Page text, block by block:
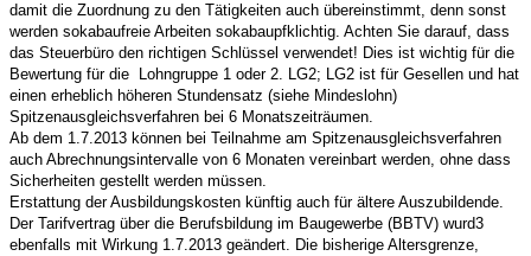
damit die Zuordnung zu den Tätigkeiten auch übereinstimmt, denn sonst
werden sokabaufreie Arbeiten sokabaupfklichtig. Achten Sie darauf, dass
das Steuerbüro den richtigen Schlüssel verwendet! Dies ist wichtig für die
Bewertung für die Lohngruppe 1 oder 2. LG2; LG2 ist für Gesellen und hat
einen erheblich höheren Stundensatz (siehe Mindeslohn)
Spitzenausgleichsverfahren bei 6 Monatszeiträumen.
Ab dem 1.7.2013 können bei Teilnahme am Spitzenausgleichsverfahren
auch Abrechnungsintervalle von 6 Monaten vereinbart werden, ohne dass
Sicherheiten gestellt werden müssen.
Erstattung der Ausbildungskosten künftig auch für ältere Auszubildende.
Der Tarifvertrag über die Berufsbildung im Baugewerbe (BBTV) wurd3
ebenfalls mit Wirkung 1.7.2013 geändert. Die bisherige Altersgrenze,